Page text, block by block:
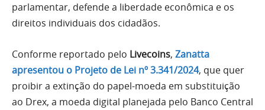
parlamentar, defende a liberdade econômica e os
direitos individuais dos cidadãos.
Conforme reportado pelo Livecoins, Zanatta
apresentou o Projeto de Lei nº 3.341/2024, que quer
proibir a extinção do papel-moeda em substituição
ao Drex, a moeda digital planejada pelo Banco Central